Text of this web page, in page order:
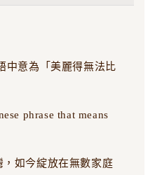
中意為「美麗得無法比
phrase that means
如今綻放在無數家庭